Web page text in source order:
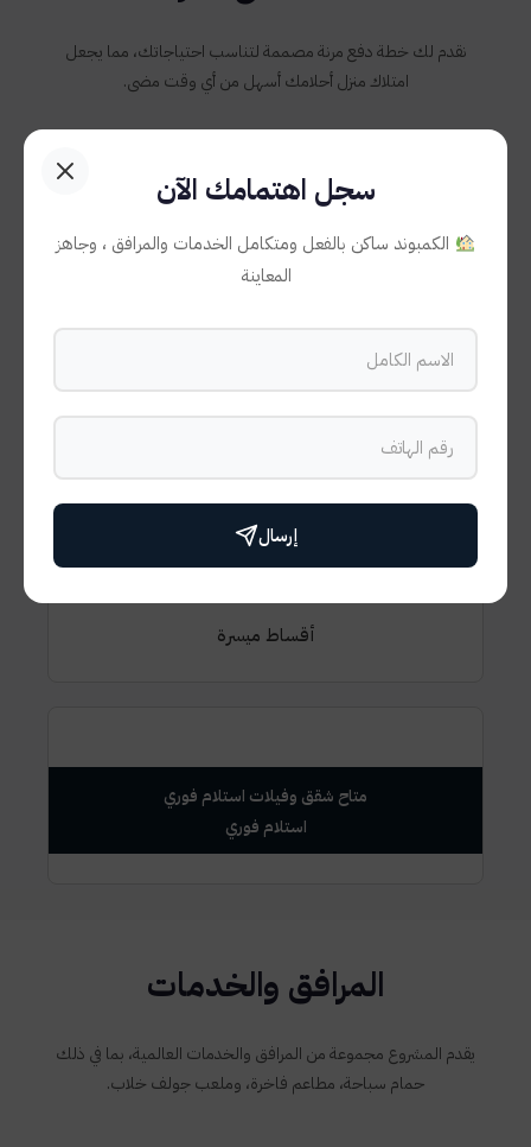
نقدم لك خطة دفع مرنة مصممة لتناسب احتياجاتك، مما يجعل
امتلاك منزل أحلامك أسهل من أي وقت مضى.
10%
7
7 سنين اقساط
أقساط ميسرة
متاح شقق وفيلات استلام فوري
المرافق والخدمات
يقدم المشروع مجموعة من المرافق والخدمات العالمية، بما في ذلك
حمام سباحة، مطاعم فاخرة، وملعب جولف خلاب.
سجل اهتمامك الآن
الكمبوند ساكن بالفعل ومتكامل الخدمات والمرافق ، وجاهز
المعاينة
إرسال